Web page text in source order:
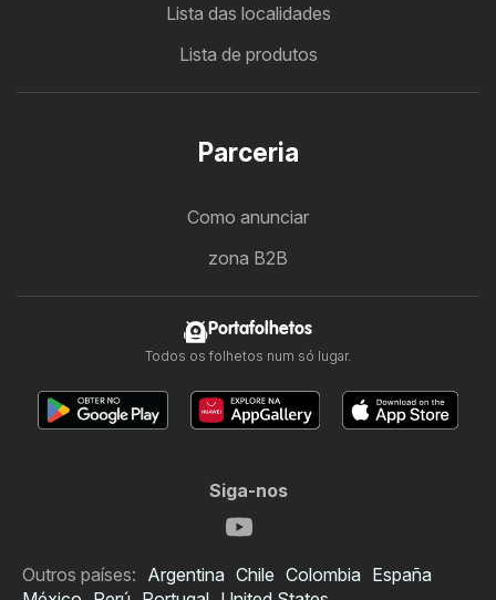
Lista das localidades
Lista de produtos
Parceria
Como anunciar
zona B2B
Portafolhetos
Todos os folhetos num só lugar.
Siga-nos
Outros países: Argentina Chile Colombia España